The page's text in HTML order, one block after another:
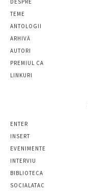
TEME
ANTOLOGII
ARHIVĂ
AUTORI
PREMIUL CA
LINKURI
ENTER
INSERT
EVENIMENTE
INTERVIU
BIBLIOTECA
SOCIALATAC